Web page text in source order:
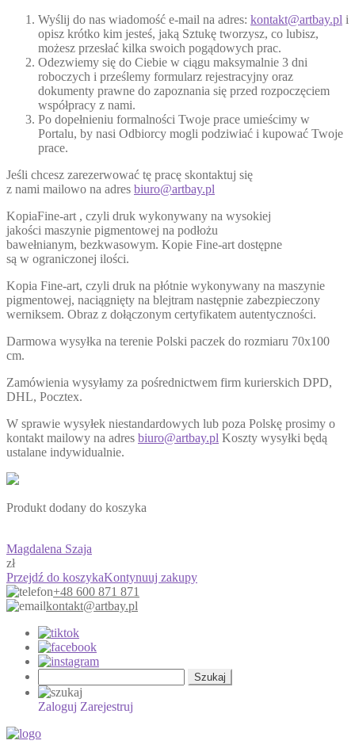
Wyślij do nas wiadomość e-mail na adres: kontakt@artbay.pl i
opisz krótko kim jesteś, jaką Sztukę tworzysz, co lubisz,
możesz przesłać kilka swoich pogądowych prac.
Odezwiemy się do Ciebie w ciągu maksymalnie 3 dni
roboczych i prześlemy formularz rejestracyjny oraz
dokumenty prawne do zapoznania się przed rozpoczęciem
współpracy z nami.
Po dopełnieniu formalności Twoje prace umieścimy w
Portalu, by nasi Odbiorcy mogli podziwiać i kupować Twoje
prace.
Jeśli chcesz zarezerwować tę pracę skontaktuj się
z nami mailowo na adres biuro@artbay.pl
KopiaFine-art , czyli druk wykonywany na wysokiej
jakości maszynie pigmentowej na podłożu
bawełnianym, bezkwasowym. Kopie Fine-art dostępne
są w ograniczonej ilości.
Kopia Fine-art, czyli druk na płótnie wykonywany na maszynie
pigmentowej, naciągnięty na blejtram następnie zabezpieczony
werniksem. Obraz z dołączonym certyfikatem autentyczności.
Darmowa wysyłka na terenie Polski paczek do rozmiaru 70x100
cm.
Zamówienia wysyłamy za pośrednictwem firm kurierskich DPD,
DHL, Pocztex.
W sprawie wysyłek niestandardowych lub poza Polskę prosimy o
kontakt mailowy na adres biuro@artbay.pl Koszty wysyłki będą
ustalane indywidualnie.
Produkt dodany do koszyka
Magdalena Szaja
zł
Przejdź do koszykaKontynuuj zakupy
+48 600 871 871
kontakt@artbay.pl
Zaloguj Zarejestruj